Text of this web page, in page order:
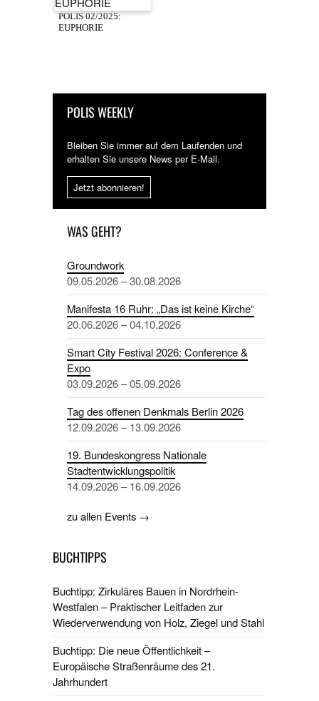
POLIS 02/2025:
EUPHORIE
POLIS WEEKLY
Bleiben Sie immer auf dem Laufenden und
erhalten Sie unsere News per E-Mail.
Jetzt abonnieren!
WAS GEHT?
Groundwork
09.05.2026 – 30.08.2026
Manifesta 16 Ruhr: „Das ist keine Kirche“
20.06.2026 – 04.10.2026
Smart City Festival 2026: Conference &
Expo
03.09.2026 – 05.09.2026
Tag des offenen Denkmals Berlin 2026
12.09.2026 – 13.09.2026
19. Bundeskongress Nationale
Stadtentwicklungspolitik
14.09.2026 – 16.09.2026
zu allen Events →
BUCHTIPPS
Buchtipp: Zirkuläres Bauen in Nordrhein-
Westfalen – Praktischer Leitfaden zur
Wiederverwendung von Holz, Ziegel und Stahl
Buchtipp: Die neue Öffentlichkeit –
Europäische Straßenräume des 21.
Jahrhundert